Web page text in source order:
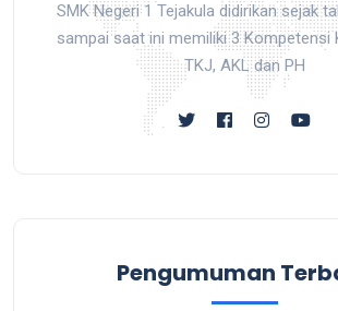
SMK Negeri 1 Tejakula didirikan sejak
sampai saat ini memiliki 3 Kompetensi
TKJ, AKL dan PH
Pengumuman